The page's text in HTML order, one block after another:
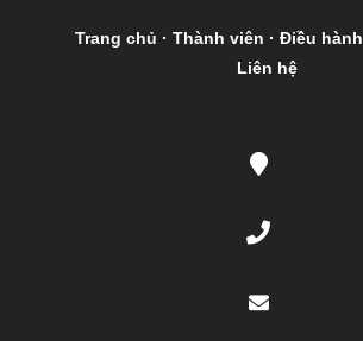
Trang chủ · Thành viên · Điều hành
Liên hệ